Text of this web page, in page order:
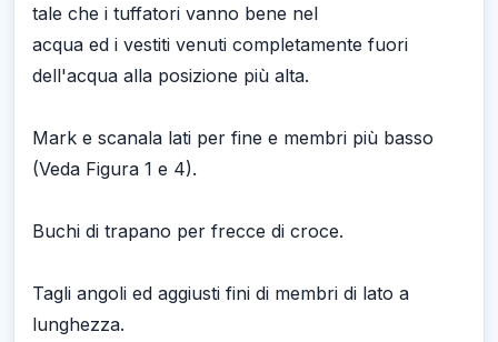
tale che i tuffatori vanno bene nel
acqua ed i vestiti venuti completamente fuori
dell'acqua alla posizione più alta.
Mark e scanala lati per fine e membri più basso
(Veda Figura 1 e 4).
Buchi di trapano per frecce di croce.
Tagli angoli ed aggiusti fini di membri di lato a
lunghezza.